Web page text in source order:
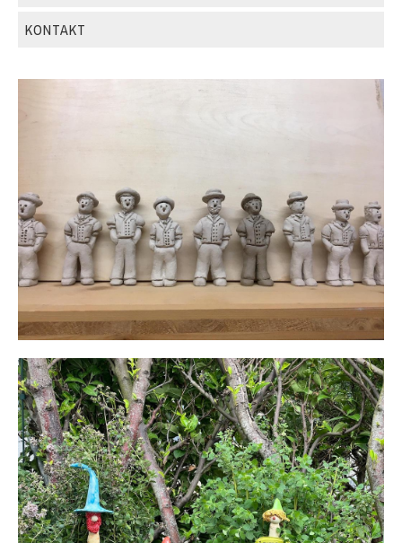
KONTAKT